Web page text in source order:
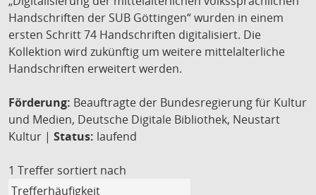
Handschriften der SUB Göttingen“ wurden in einem
ersten Schritt 74 Handschriften digitalisiert. Die
Kollektion wird zukünftig um weitere mittelalterliche
Handschriften erweitert werden.
Förderung: Beauftragte der Bundesregierung für Kultur
und Medien, Deutsche Digitale Bibliothek, Neustart
Kultur | Status: laufend
1 Treffer sortiert nach